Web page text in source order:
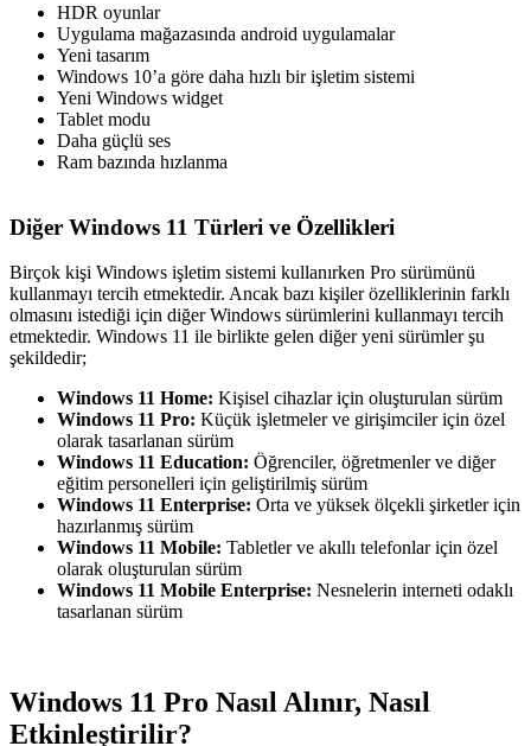
HDR oyunlar
Uygulama mağazasında android uygulamalar
Yeni tasarım
Windows 10’a göre daha hızlı bir işletim sistemi
Yeni Windows widget
Tablet modu
Daha güçlü ses
Ram bazında hızlanma
Diğer Windows 11 Türleri ve Özellikleri
Birçok kişi Windows işletim sistemi kullanırken Pro sürümünü
kullanmayı tercih etmektedir. Ancak bazı kişiler özelliklerinin farklı
olmasını istediği için diğer Windows sürümlerini kullanmayı tercih
etmektedir. Windows 11 ile birlikte gelen diğer yeni sürümler şu
şekildedir;
Windows 11 Home: Kişisel cihazlar için oluşturulan sürüm
Windows 11 Pro: Küçük işletmeler ve girişimciler için özel
olarak tasarlanan sürüm
Windows 11 Education: Öğrenciler, öğretmenler ve diğer
eğitim personelleri için geliştirilmiş sürüm
Windows 11 Enterprise: Orta ve yüksek ölçekli şirketler için
hazırlanmış sürüm
Windows 11 Mobile: Tabletler ve akıllı telefonlar için özel
olarak oluşturulan sürüm
Windows 11 Mobile Enterprise: Nesnelerin interneti odaklı
tasarlanan sürüm
Windows 11 Pro Nasıl Alınır, Nasıl
Etkinleştirilir?